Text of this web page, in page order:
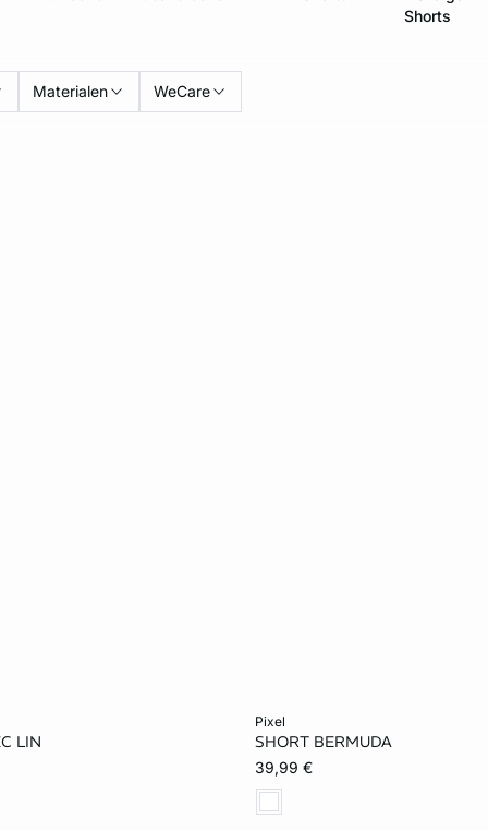
Shorts
Materialen WeCare
LIN
pixel
SHORT BERMUDA
39,99 €